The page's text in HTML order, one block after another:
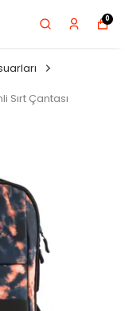
0
Sırt Çantası